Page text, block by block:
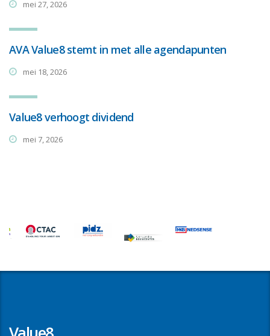
mei 27, 2026
AVA Value8 stemt in met alle agendapunten
mei 18, 2026
Value8 verhoogt dividend
mei 7, 2026